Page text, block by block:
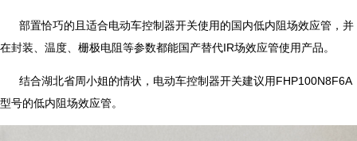
部置恰巧的且适合电动车控制器开关使用的国内低内阻场效应管，并
在封装、温度、栅极电阻等参数都能国产替代IR场效应管使用产品。
结合湖北省周小姐的情状，电动车控制器开关建议用FHP100N8F6A
型号的低内阻场效应管。